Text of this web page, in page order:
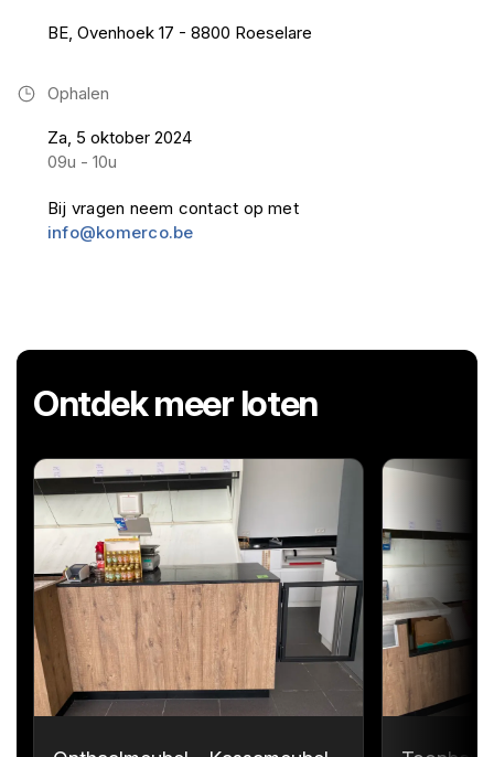
BE, Ovenhoek 17 - 8800 Roeselare
Ophalen
Za, 5 oktober 2024
09u - 10u
Bij vragen neem contact op met
info@komerco.be
Ontdek meer loten